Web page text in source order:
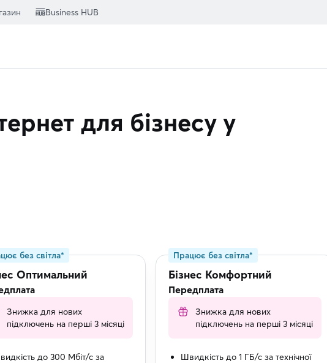
Business HUB
для бізнесу у
без світла*
Оптимальний
Знижка для нових
підключень на перші 3 місяці
до 300 Мбіт/с за
Працює без світла*
Бізнес Комфортний
Передплата
Знижка для нових
підключень на перші 3 місяці
Швидкість до 1 ГБ/с за технічної